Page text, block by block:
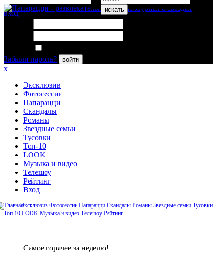
искать
вход
Забыли пароль?
войти
x
Эксклюзив
Фотосессии
Папарацци
Скандалы
Романы
Звездные семьи
Тусовки
Топ-10
LOOK
Музыка и видео
Телешоу
Рейтинг
Вход
Эксклюзив Фотосессии Папарацци Скандалы Романы Звездные семьи Тусовки
Топ-10 LOOK Музыка и видео Телешоу Рейтинг
Сaмое гoрячее за неделю!